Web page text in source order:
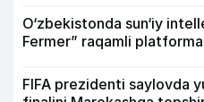
O‘zbekistonda sun‘iy
Fermer” raqamli
FIFA prezidenti saylovda